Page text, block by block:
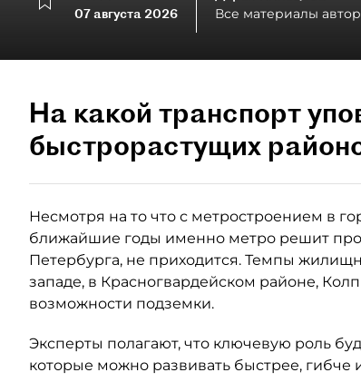
07 августа 2026
Все материалы
На какой транспорт
быстрорастущих
Несмотря на то что с метростроением в
ближайшие годы именно метро решит
Петербурга, не приходится. Темпы
западе, в Красногвардейском районе,
возможности подземки.
Эксперты полагают, что ключевую роль
которые можно развивать быстрее, гибче